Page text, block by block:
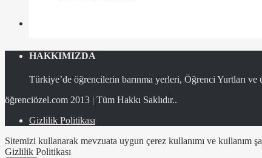
HAKKIMIZDA
Türkiye’de öğrencilerin barınma yerleri, Öğrenci Yurtları
öğrenciözel.com 2013 | Tüm Hakkı Saklıdır..
Gizlilik Politikası
Sitemizi kullanarak mevzuata uygun çerez kullanımı ve kullanım
Gizlilik Politikası